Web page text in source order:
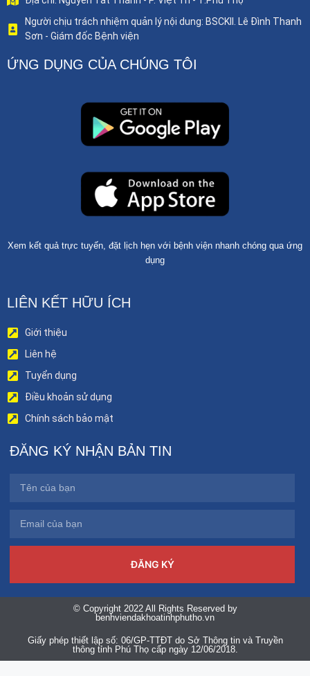
Người chịu trách nhiệm quản lý nội dung: BSCKII. Lê Đình Thanh
Sơn - Giám đốc Bệnh viện
ỨNG DỤNG CỦA CHÚNG TÔI
Xem kết quả trực tuyến, đặt lịch hẹn với bệnh viện nhanh chóng qua ứng
dụng
LIÊN KẾT HỮU ÍCH
Giới thiệu
Liên hệ
Tuyển dụng
Điều khoản sử dụng
Chính sách bảo mật
ĐĂNG KÝ NHẬN BẢN TIN
ĐĂNG KÝ
© Copyright 2022 All Rights Reserved by
benhviendakhoatinhphutho.vn
Giấy phép thiết lập số: 06/GP-TTĐT do Sở Thông tin và Truyền
thông tỉnh Phú Thọ cấp ngày 12/06/2018.